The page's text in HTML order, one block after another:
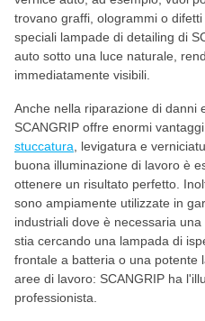
trovano graffi, ologrammi o
speciali lampade di detailing di
auto sotto una luce naturale,
immediatamente visibili.
Anche nella riparazione di danni
SCANGRIP offre enormi
stuccatura , levigatura e
buona illuminazione di lavoro è
ottenere un risultato perfetto.
sono ampiamente utilizzate in
industriali dove è necessaria
stia cercando una lampada di
frontale a batteria o una potente
aree di lavoro: SCANGRIP ha
professionista.